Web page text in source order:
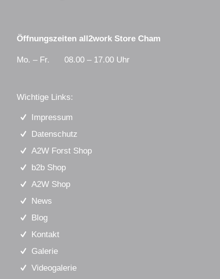
Öffnungszeiten all2work Store Cham
Mo. – Fr. 08.00 – 17.00 Uhr
Wichtige Links:
Impressum
Datenschutz
A2W Forst Shop
b2b Shop
A2W Shop
News
Blog
Kontakt
Galerie
Videogalerie